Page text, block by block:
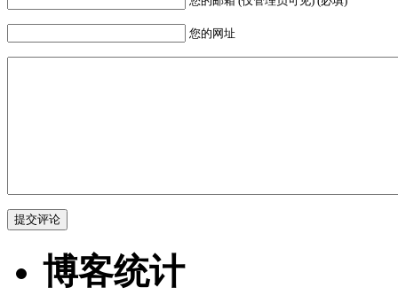
您的网址
博客统计